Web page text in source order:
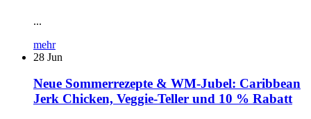
...
mehr
28 Jun
Neue Sommerrezepte & WM-Jubel: Caribbean
Jerk Chicken, Veggie-Teller und 10 % Rabatt